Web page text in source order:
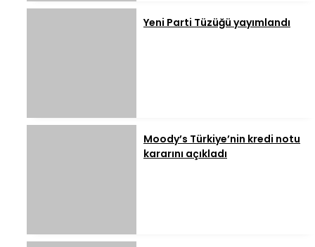
Yeni Parti Tüzüğü yayımlandı
Moody’s Türkiye’nin kredi notu
kararını açıkladı